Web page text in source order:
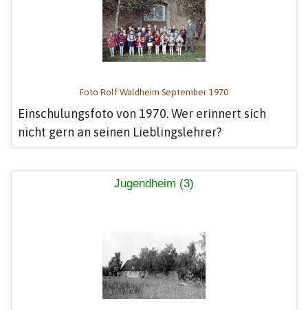
Foto Rolf Waldheim September 1970
Einschulungsfoto von 1970. Wer erinnert sich
nicht gern an seinen Lieblingslehrer?
Jugendheim (3)